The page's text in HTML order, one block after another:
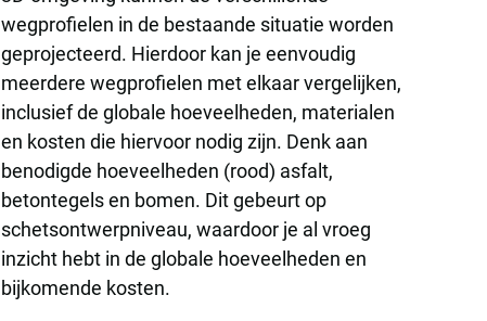
wegprofielen in de bestaande situatie worden
geprojecteerd. Hierdoor kan je eenvoudig
meerdere wegprofielen met elkaar vergelijken,
inclusief de globale hoeveelheden, materialen
en kosten die hiervoor nodig zijn. Denk aan
benodigde hoeveelheden (rood) asfalt,
betontegels en bomen. Dit gebeurt op
schetsontwerpniveau, waardoor je al vroeg
inzicht hebt in de globale hoeveelheden en
bijkomende kosten.